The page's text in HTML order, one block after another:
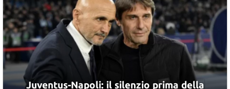
Juventus-Napoli: il silenzio prima della